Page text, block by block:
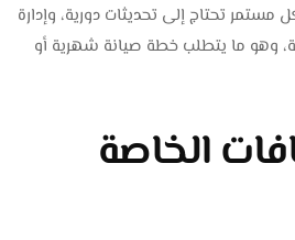
تحتاج إلى تحديثات دورية، وإدارة
وهو ما يتطلب خطة صيانة شهرية أو
الخاصة